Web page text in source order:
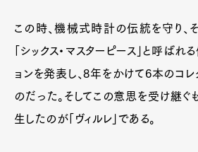
Pen Membership
Contact
この時、機械式時計の伝統を守り、
「シックス・マスターピース」と呼ば
ョンを発表し、8年をかけて6本のコ
のだった。そしてこの意思を受け継ぐ
生したのが「ヴィルレ」である。